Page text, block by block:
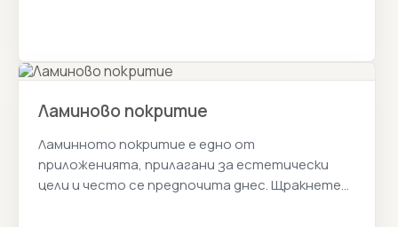
Ламиново покритие
Ламинното покритие е едно от
приложенията, прилагани за естетически
цели и често се предпочита днес. Щракнете